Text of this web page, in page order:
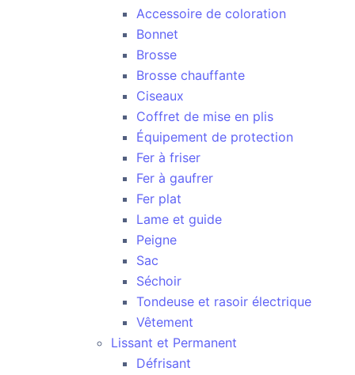
Accessoire de coloration
Bonnet
Brosse
Brosse chauffante
Ciseaux
Coffret de mise en plis
Équipement de protection
Fer à friser
Fer à gaufrer
Fer plat
Lame et guide
Peigne
Sac
Séchoir
Tondeuse et rasoir électrique
Vêtement
Lissant et Permanent
Défrisant